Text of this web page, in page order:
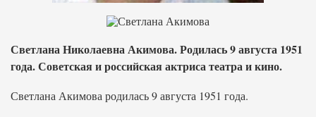
Светлана Николаевна Акимова. Родилась 9 августа 1951
года. Советская и российская актриса театра и кино.
Светлана Акимова родилась 9 августа 1951 года.